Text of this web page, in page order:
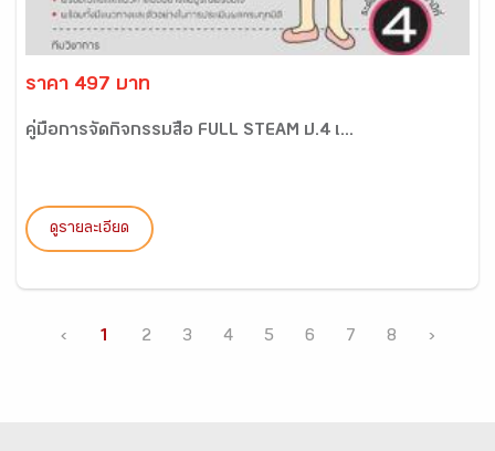
ราคา 497 บาท
คู่มือการจัดกิจกรรมสื่อ FULL STEAM ป.4 เ...
ดูรายละเอียด
‹ 1 2 3 4 5 6 7 8 ›